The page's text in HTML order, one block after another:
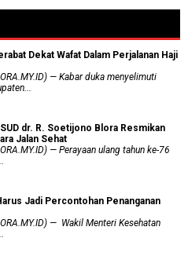
Dekat Wafat Dalam Perjalanan Haji
— Kabar duka menyelimuti
dr. R. Soetijono Blora Resmikan
Jalan Sehat
— Perayaan ulang tahun ke-76
Jadi Percontohan Penanganan
— Wakil Menteri Kesehatan